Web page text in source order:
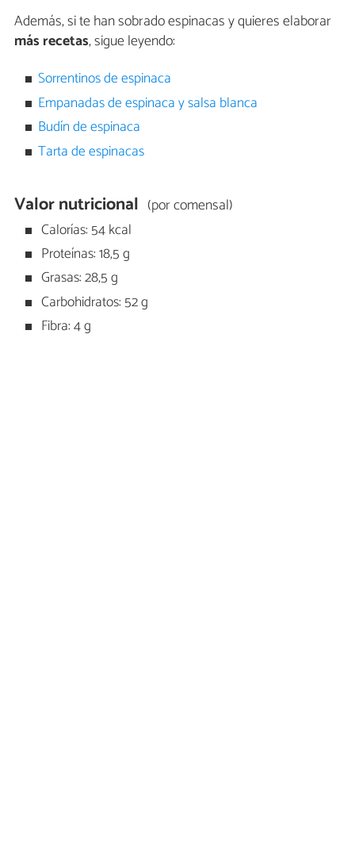
Además, si te han sobrado espinacas y quieres elaborar
más recetas, sigue leyendo:
Sorrentinos de espinaca
Empanadas de espinaca y salsa blanca
Budín de espinaca
Tarta de espinacas
Valor nutricional (por comensal)
Calorías: 54 kcal
Proteínas: 18,5 g
Grasas: 28,5 g
Carbohidratos: 52 g
Fibra: 4 g